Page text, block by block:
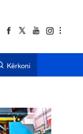
Kërkoni